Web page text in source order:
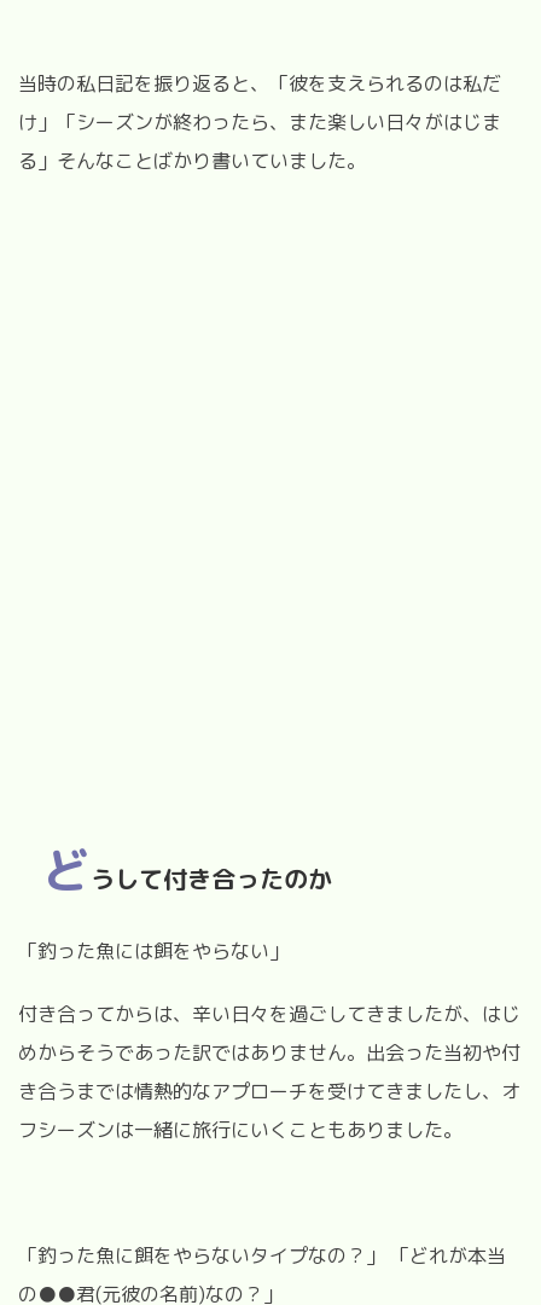
当時の私日記を振り返ると、「彼を支えられるのは私だ
け」「シーズンが終わったら、また楽しい日々がはじま
る」そんなことばかり書いていました。
どうして付き合ったのか
「釣った魚には餌をやらない」
付き合ってからは、辛い日々を過ごしてきましたが、はじ
めからそうであった訳ではありません。出会った当初や付
き合うまでは情熱的なアプローチを受けてきましたし、オ
フシーズンは一緒に旅行にいくこともありました。
「釣った魚に餌をやらないタイプなの？」 「どれが本当
の●●君(元彼の名前)なの？」